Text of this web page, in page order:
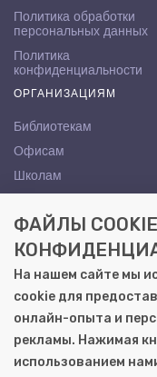
Политика обработки
персональных данных
Политика
конфиденциальности
ОРГАНИЗАЦИЯМ
Библиотекам
Офисам
Школам
КОНТАКТЫ
Саратов, ул. Осипова,
+7 (8452) 72-65-65
gemera@moya-kniga.ru
ФАЙЛЫ
На нашем сайте мы
cookie для
онлайн-опыта и
рекламы. Нажимая
использованием